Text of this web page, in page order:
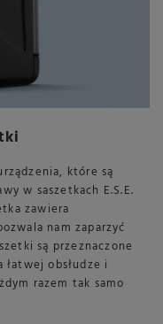
które są
w saszetkach E.S.E.
zawiera
nam zaparzyć
są przeznaczone
obsłudze i
razem tak samo